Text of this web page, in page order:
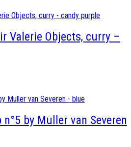
Valerie Objects, curry –
by Muller van Severen